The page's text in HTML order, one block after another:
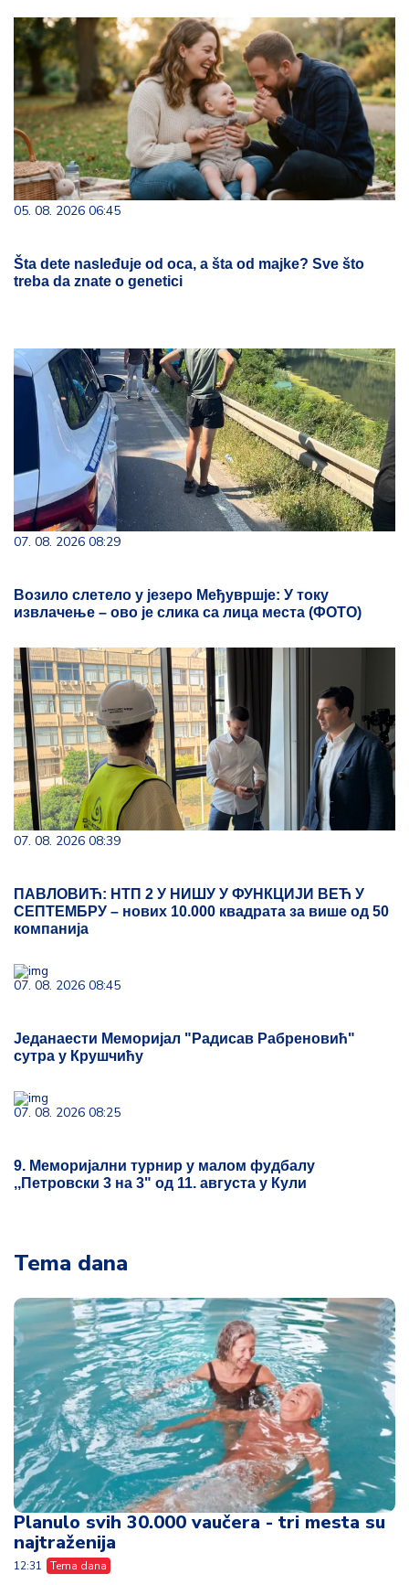
05. 08. 2026 06:45
Šta dete nasleđuje od oca, a šta od majke? Sve što
treba da znate o genetici
07. 08. 2026 08:29
Возило слетело у језеро Међувршје: У току
извлачење – ово је слика са лица места (ФОТО)
07. 08. 2026 08:39
ПАВЛОВИЋ: НТП 2 У НИШУ У ФУНКЦИЈИ ВЕЋ У
СЕПТЕМБРУ – нових 10.000 квадрата за више од 50
компанија
07. 08. 2026 08:45
Једанаести Меморијал "Радисав Рабреновић"
сутра у Крушчићу
07. 08. 2026 08:25
9. Меморијални турнир у малом фудбалу
,,Петровски 3 на 3" од 11. августа у Кули
Tema dana
Planulo svih 30.000 vaučera - tri mesta su
najtraženija
12:31 Tema dana